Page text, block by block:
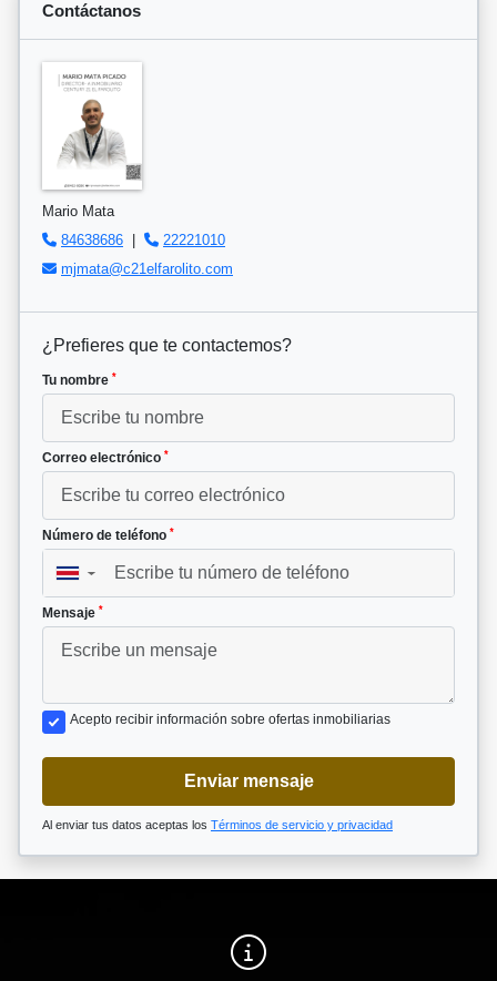
Contáctanos
Mario Mata
84638686
22221010
mjmata@c21elfarolito.com
¿Prefieres que te contactemos?
Tu nombre *
Correo electrónico *
Número de teléfono *
▼
Mensaje *
Acepto recibir información sobre ofertas inmobiliarias
Enviar mensaje
Al enviar tus datos aceptas los Términos de servicio y privacidad